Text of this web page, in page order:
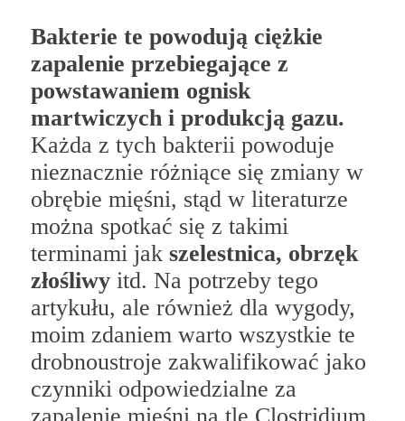
Bakterie te powodują ciężkie
zapalenie przebiegające z
powstawaniem ognisk
martwiczych i produkcją gazu.
Każda z tych bakterii powoduje
nieznacznie różniące się zmiany w
obrębie mięśni, stąd w literaturze
można spotkać się z takimi
terminami jak szelestnica, obrzęk
złośliwyitd. Na potrzeby tego
artykułu, ale również dla wygody,
moim zdaniem warto wszystkie te
drobnoustroje zakwalifikować jako
czynniki odpowiedzialne za
zapalenie mięśni na tle Clostridium.